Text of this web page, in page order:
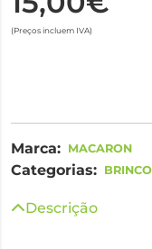
(Preços incluem IVA)
Marca: MACARON
Categorias:
Descrição